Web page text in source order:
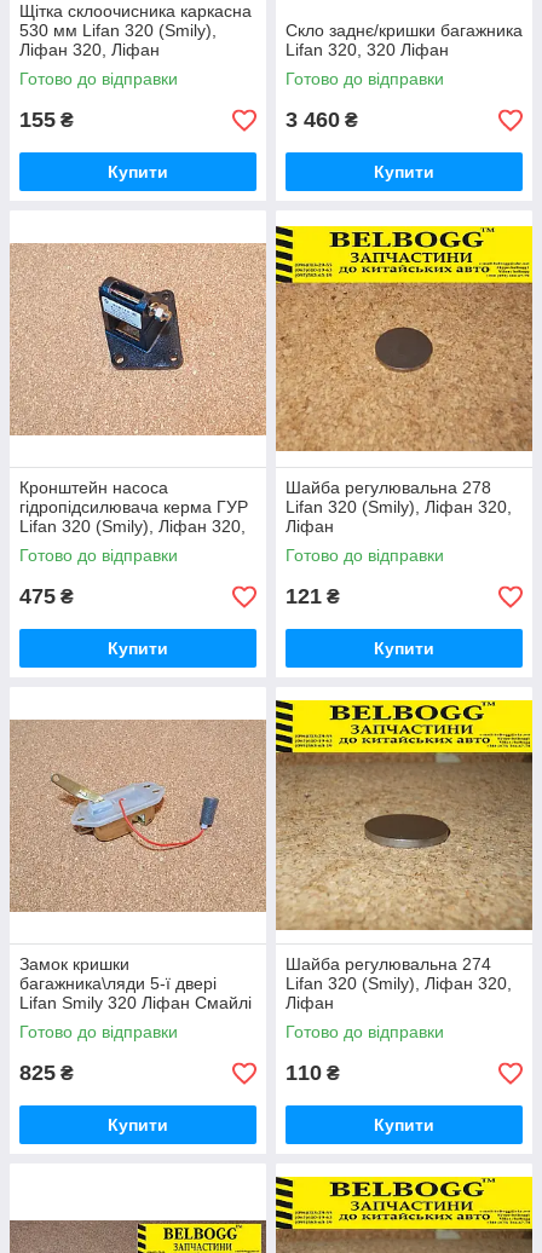
Щітка склоочисника каркасна
530 мм Lifan 320 (Smily),
Ліфан 320, Ліфан
Готово до відправки
155 ₴
Купити
Скло заднє/кришки багажника
Lifan 320, 320 Ліфан
Готово до відправки
3 460 ₴
Купити
Кронштейн насоса
гідропідсилювача керма ГУР
Lifan 320 (Smily), Ліфан 320,
320 Ліфан
Готово до відправки
475 ₴
Купити
Шайба регулювальна 278
Lifan 320 (Smily), Ліфан 320,
Ліфан
Готово до відправки
121 ₴
Купити
Замок кришки
багажника\ляди 5-ї двері
Lifan Smily 320 Ліфан Смайлі
320
Готово до відправки
825 ₴
Купити
Шайба регулювальна 274
Lifan 320 (Smily), Ліфан 320,
Ліфан
Готово до відправки
110 ₴
Купити